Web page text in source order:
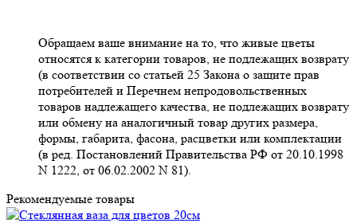
Обращаем ваше внимание на то, что живые цветы
относятся к категории товаров, не подлежащих возврату
(в соответствии со статьей 25 Закона о защите прав
потребителей и Перечнем непродовольственных
товаров надлежащего качества, не подлежащих возврату
или обмену на аналогичный товар других размера,
формы, габарита, фасона, расцветки или комплектации
(в ред. Постановлений Правительства РФ от 20.10.1998
N 1222, от 06.02.2002 N 81).
Рекомендуемые товары